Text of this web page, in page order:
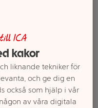
ICA
kakor
liknande tekniker för
och ge dig en
också som hjälp i vår
av våra digitala